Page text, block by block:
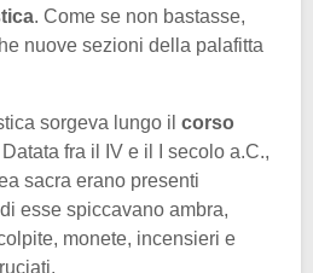
. Come se non bastasse,
nuove sezioni della palafitta
sorgeva lungo il corso
Datata fra il IV e il I secolo a.C.,
sacra erano presenti
esse spiccavano ambra,
monete, incensieri e